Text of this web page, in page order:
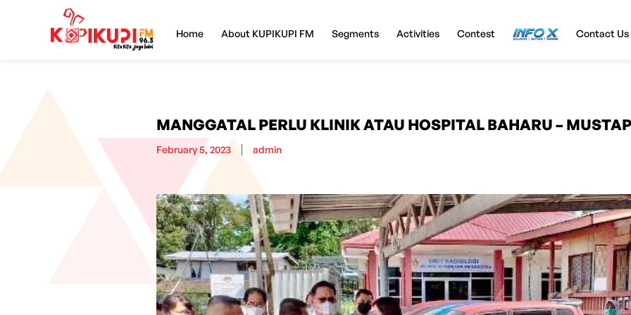
Home About KUPIKUPI FM Segments Activities Contest InfoX Contact Us
MANGGATAL PERLU KLINIK ATAU HOSPITAL BAHARU –
February 5, 2023 admin